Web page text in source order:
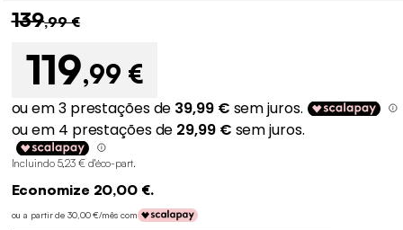
139,99 €
119,99 €
Incluindo 5,23 € d'éco-part.
Economize 20,00 €.
ou a partir de 30,00 €/mês com